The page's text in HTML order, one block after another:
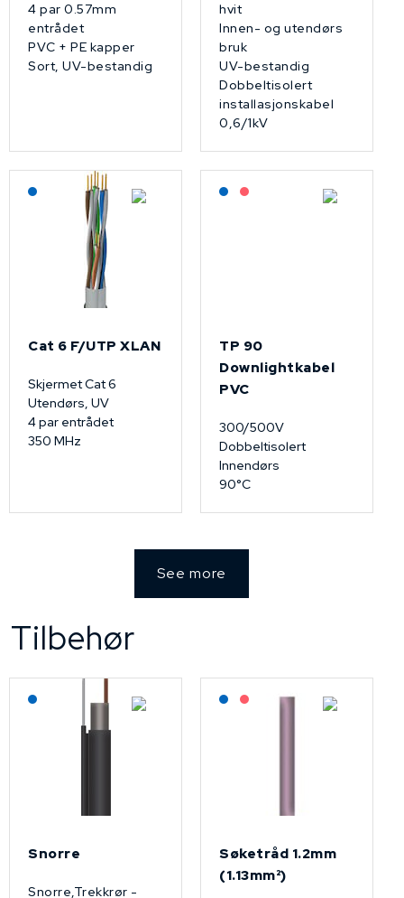
4 par 0.57mm
entrådet
PVC + PE kapper
Sort, UV-bestandig
hvit
Innen- og utendørs
bruk
UV-bestandig
Dobbeltisolert
installasjonskabel
0,6/1kV
Lagerført: NEK Kabel
Cat 6 F/UTP XLAN
Skjermet Cat 6
Utendørs, UV
4 par entrådet
350 MHz
Lagerført: NEK Kabel
På forespørsel
TP 90
Downlightkabel
PVC
300/500V
Dobbeltisolert
Innendørs
90°C
See more
Tilbehør
Lagerført: NEK Kabel
Snorre
Snorre,Trekkrør -
Lagerført: NEK Kabel
På forespørsel
Søketråd 1.2mm
(1.13mm²)